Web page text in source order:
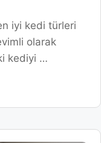
iyi kedi türleri
olarak
kediyi …